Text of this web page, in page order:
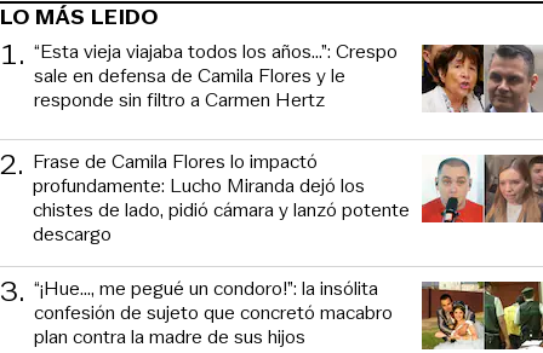
LO MÁS LEIDO
1. “Esta vieja viajaba todos los años...”: Crespo
sale en defensa de Camila Flores y le
responde sin filtro a Carmen Hertz
2. Frase de Camila Flores lo impactó
profundamente: Lucho Miranda dejó los
chistes de lado, pidió cámara y lanzó potente
descargo
3. “¡Hue..., me pegué un condoro!”: la insólita
confesión de sujeto que concretó macabro
plan contra la madre de sus hijos